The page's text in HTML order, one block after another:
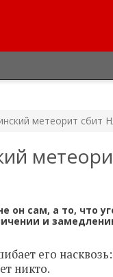
метеорит сбит
сам, а то, что
и
его
никто.